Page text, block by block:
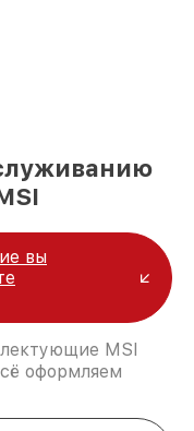
вы
MSI
оформляем